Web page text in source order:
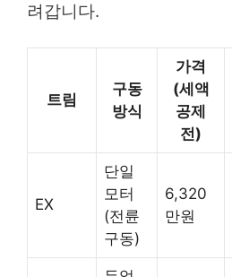
려갑니다.
트림
구동
방식
가격
(세액
공제
전)
EX
단일
모터
(전륜
구동)
6,320
만원